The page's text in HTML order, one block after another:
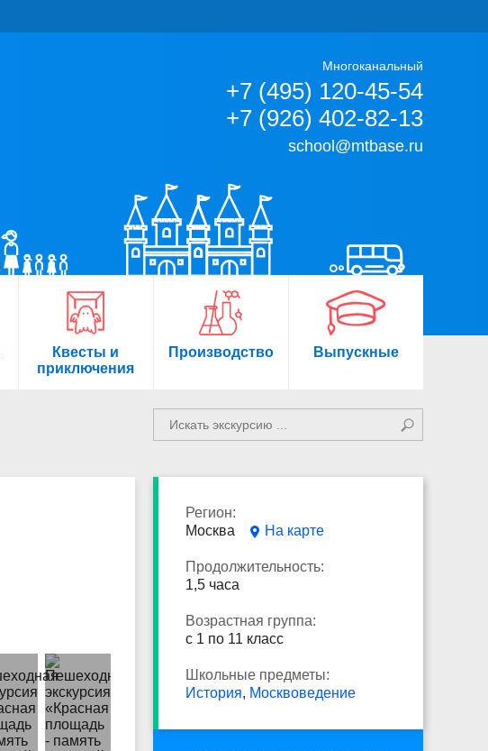
Многоканальный
+7 (495) 120-45-54
+7 (926) 402-82-13
school@mtbase.ru
Квесты и
приключения
Производство Выпускные
Регион:
Москва
На карте
Продолжительность:
1,5 часа
Возрастная группа:
с 1 по 11 класс
Школьные предметы:
История, Москвоведение